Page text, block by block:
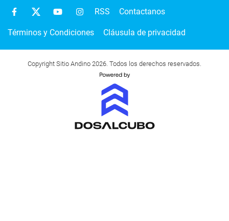
RSS Contactanos
Términos y Condiciones Cláusula de privacidad
Copyright Sitio Andino 2026. Todos los derechos reservados.